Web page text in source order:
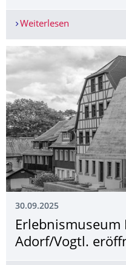
Weiterlesen
30.09.2025
Adorf/Vogtl.